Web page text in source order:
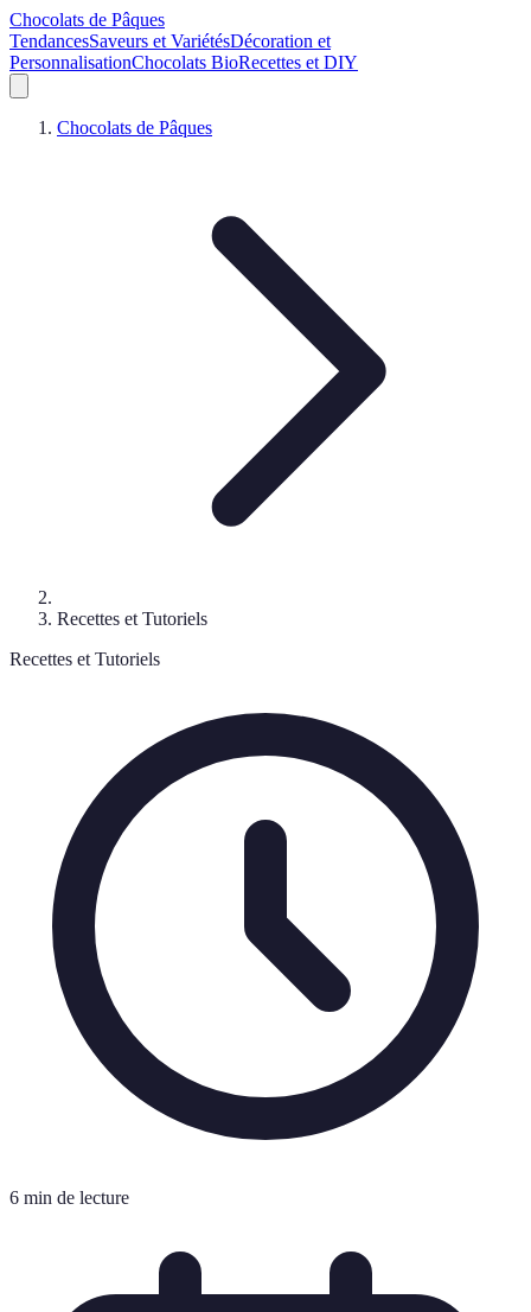
Chocolats de Pâques
TendancesSaveurs et VariétésDécoration et
PersonnalisationChocolats BioRecettes et DIY
Chocolats de Pâques
Recettes et Tutoriels
Recettes et Tutoriels
6 min de lecture